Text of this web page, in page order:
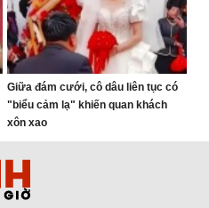
Giữa đám cưới, cô dâu liên tục có
"biểu cảm lạ" khiến quan khách
xôn xao